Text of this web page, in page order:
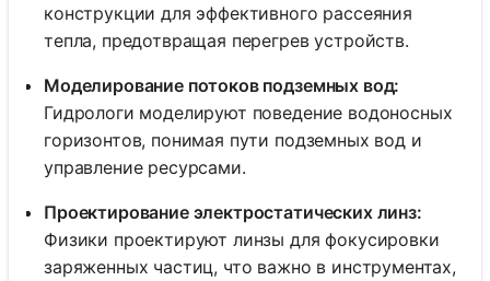
конструкции для эффективного рассеяния
тепла, предотвращая перегрев устройств.
Моделирование потоков подземных вод:
Гидрологи моделируют поведение водоносных
горизонтов, понимая пути подземных вод и
управление ресурсами.
Проектирование электростатических линз:
Физики проектируют линзы для фокусировки
заряженных частиц, что важно в инструментах,